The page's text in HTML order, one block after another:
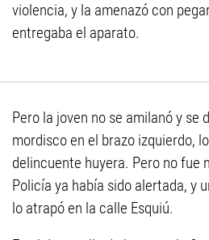
violencia, y la amenazó con
entregaba el aparato.
Pero la joven no se amilanó y se
mordisco en el brazo izquierdo,
delincuente huyera. Pero no fue
Policía ya había sido alertada, y
lo atrapó en la calle Esquiú.